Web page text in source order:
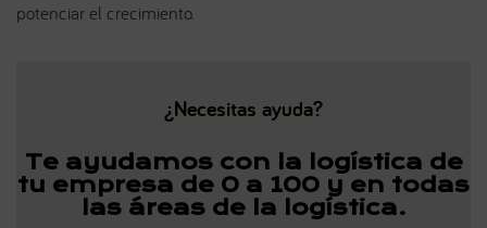
potenciar el crecimiento.
¿Necesitas ayuda?
Te ayudamos con la logística de
tu empresa de 0 a 100 y en todas
las áreas de la logística.